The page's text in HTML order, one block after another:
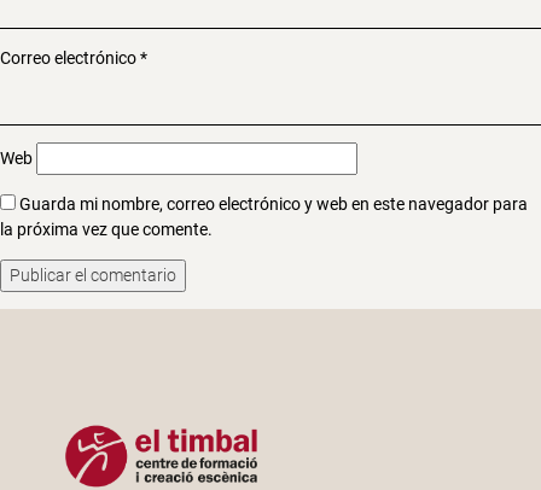
Correo electrónico*
Web
Guarda mi nombre, correo electrónico y web en este navegador para
la próxima vez que comente.